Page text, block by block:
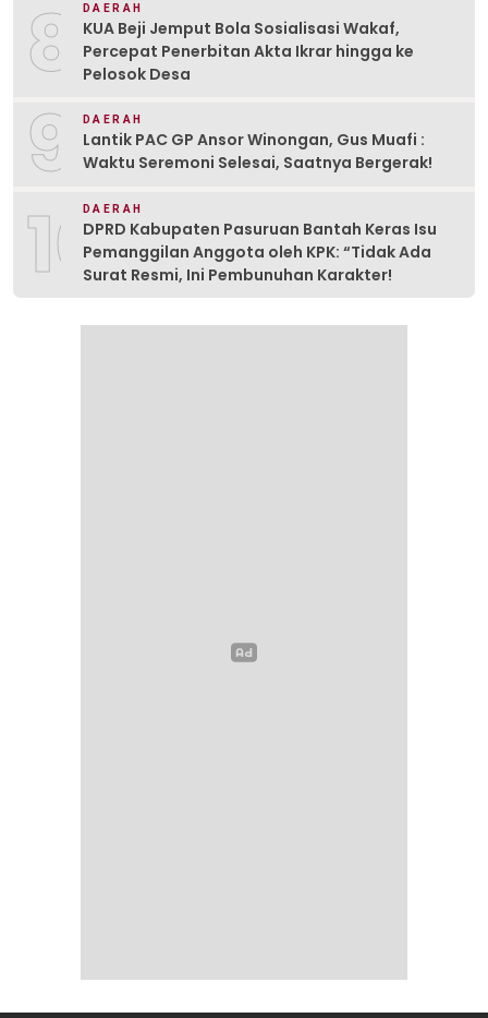
8 DAERAH
KUA Beji Jemput Bola Sosialisasi Wakaf,
Percepat Penerbitan Akta Ikrar hingga ke
Pelosok Desa
9 DAERAH
Lantik PAC GP Ansor Winongan, Gus Muafi :
Waktu Seremoni Selesai, Saatnya Bergerak!
10DAERAH
DPRD Kabupaten Pasuruan Bantah Keras Isu
Pemanggilan Anggota oleh KPK: “Tidak Ada
Surat Resmi, Ini Pembunuhan Karakter!